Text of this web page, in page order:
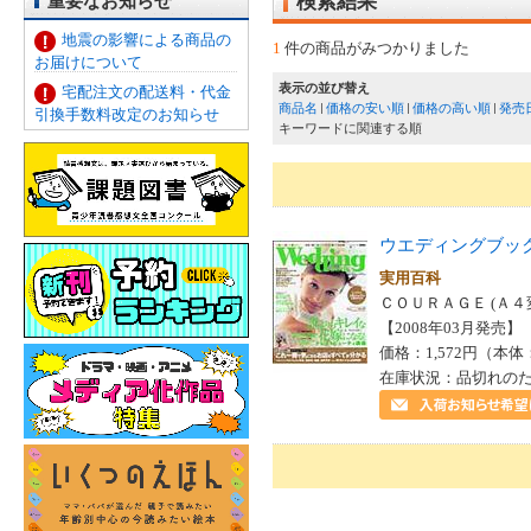
地震の影響による商品の
お届けについて
宅配注文の配送料・代金
引換手数料改定のお知らせ
1 件の商品がみつかりました
表示の並び替え
商品名
価格の安い順 価格の高い順 発売
キーワードに関連する順
ウエディングブ
実用百科
ＣＯＵＲＡＧＥ (Ａ４
【2008年03月発売
価格：1,572円（本体
在庫状況：品切れの